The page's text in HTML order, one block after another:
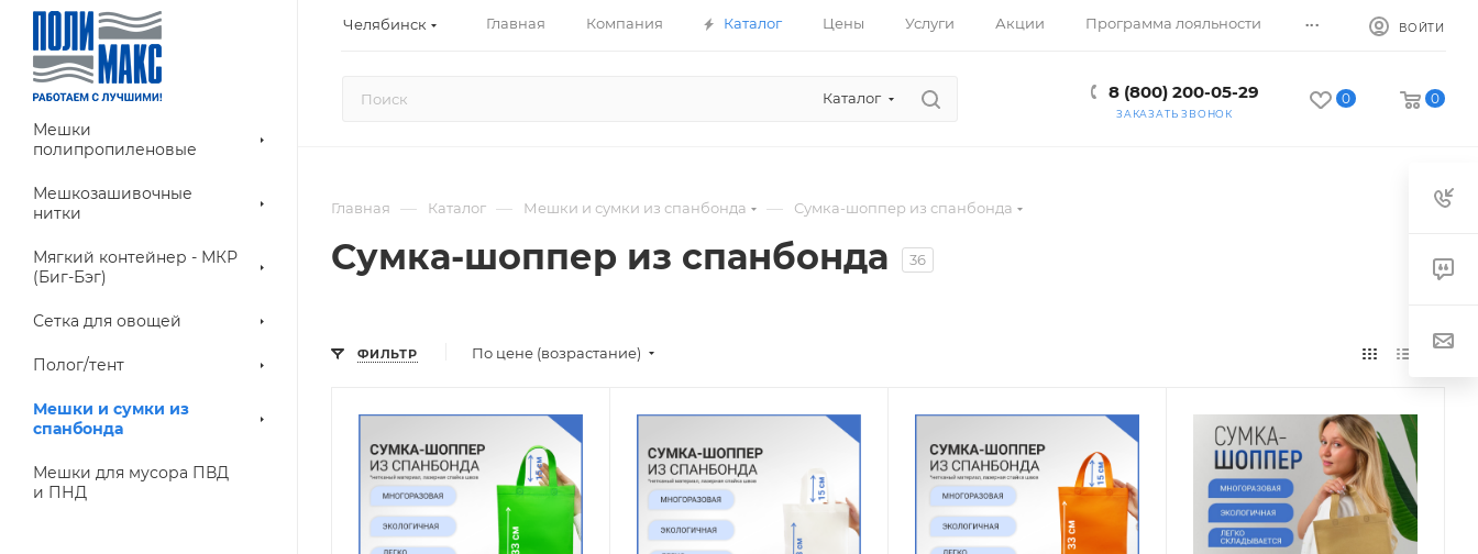
Челябинск Главная Компания Каталог Цены Услуги Акции Программа лояльности ... ВОЙТИ
Каталог 8 (800) 200-05-29
ЗАКАЗАТЬ ЗВОНОК
0 0
Мешки
полипропиленовые
Мешкозашивочные
нитки
Мягкий контейнер - МКР
(Биг-Бэг)
Сетка для овощей
Полог/тент
Мешки и сумки из
спанбонда
Мешки для мусора ПВД
и ПНД
Главная — Каталог — Мешки и сумки из спанбонда — Сумка-шоппер из спанбонда
Сумка-шоппер из спанбонда 36
ФИЛЬТР По цене (возрастание)